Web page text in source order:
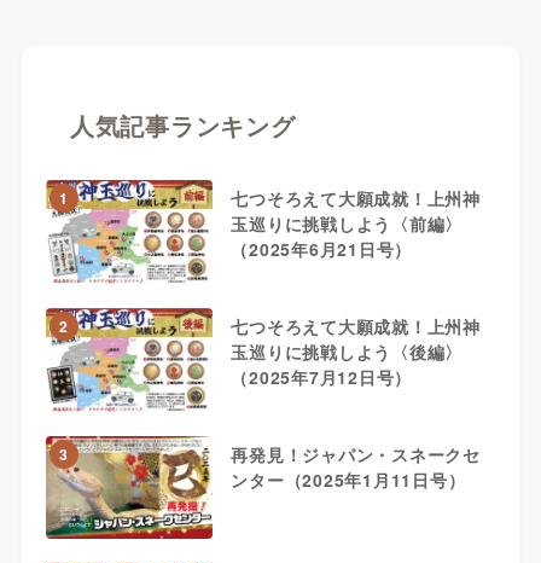
人気記事ランキング
1
七つそろえて大願成就！上州神
玉巡りに挑戦しよう〈前編〉
（2025年6月21日号）
2
七つそろえて大願成就！上州神
玉巡りに挑戦しよう〈後編〉
（2025年7月12日号）
3
再発見！ジャパン・スネークセ
ンター（2025年1月11日号）